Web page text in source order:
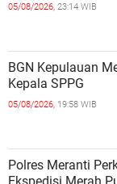
05/08/2026, 23:14 WIB
BGN Kepulauan
Kepala SPPG
05/08/2026, 19:58 WIB
Polres Meranti